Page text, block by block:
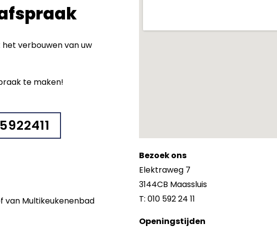
het verbouwen van uw
te maken!
van Multikeukenenbad
Bezoek ons
Elektraweg 7
3144CB Maassluis
T: 010 592 24 11
Openingstijden